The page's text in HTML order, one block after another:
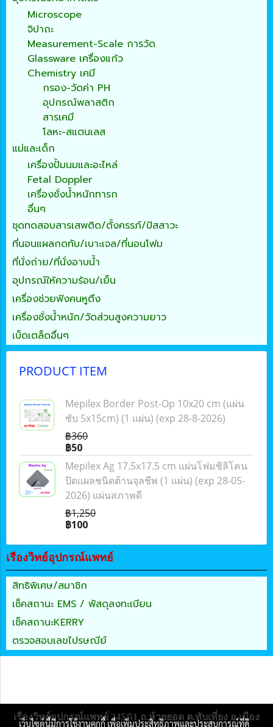
Microscope
จิปาถะ
Measurement-Scale การวัด
Glassware เครื่องแก้ว
Chemistry เคมี
กรอง-วัดค่า PH
อุปกรณ์พลาสติก
สารเคมี
โลหะ-สแตนเลส
แม่และเด็ก
เครื่องปั้มนมและอะไหล่
Fetal Doppler
เครื่องชั่งน้ำหนักทารก
อื่นๆ
ชุดทดสอบสารเสพติด/ตั้งครรภ์/ปัสสาวะ
ที่นอนแผลกดทับ/เบาะเจล/ที่นอนโฟม
ที่นั่งถ่าย/ที่นั่งอาบน้ำ
อุปกรณ์ให้ความร้อน/เย็น
เครื่องช่วยฟังคนหูตึง
เครื่องชั่งน้ำหนัก/วัดส่วนสูงความยาว
เบ็ดเตล็ดอื่นๆ
PRODUCT ITEM
Mepilex Border Post-Op 10x20 cm (แผ่น
ซับ 5x15cm) (1 แผ่น) (exp 28-8-2026)
฿360
฿50
Mepilex Ag 17.5x17.5 cm แผ่นโฟมซิลิโคน
ปิดแผลชนิดต้านจุลชีพ (1 แผ่น) (exp 28-05-
2026) แผ่นสภาพดี
฿1,250
฿100
เรืองวิทย์อุปกรณ์แพทย์
สิทธิพิเศษ/สมาชิก
เช็คสถานะ EMS / พัสดุลงทะเบียน
เช็คสถานะKERRY
ตรวจสอบเลขไปรษณีย์
เรืองวิทย์อุปกรณ์แพทย์ 245/51 ถ.ห้วยยอด ต.ทับเที่ยง อ.เมือง
เว็บไซต์นี้มีการใช้งานคุกกี้ เพื่อเพิ่มประสิทธิภาพและประสบการณ์ที่ดี